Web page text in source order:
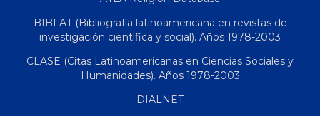
BIBLAT (Bibliografía latinoamericana en revistas de
investigación científica y social). Años 1978-2003
CLASE (Citas Latinoamericanas en Ciencias Sociales y
Humanidades). Años 1978-2003
DIALNET